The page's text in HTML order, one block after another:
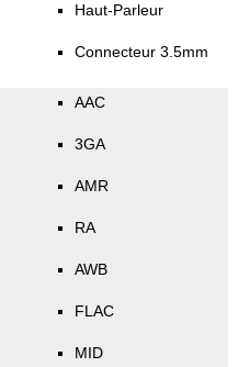
Haut-Parleur
Connecteur 3.5mm
AAC
3GA
AMR
RA
AWB
FLAC
MID